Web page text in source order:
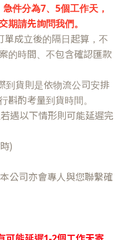
件分為7、5個工作天，
期請先詢問我們。
單成立後的隔日起算，不
的時間、不包含確認匯款
到貨則是依物流公司安排
斟酌考量到貨時間。
遇以下情形則可能延遲完
)
公司亦會專人與您聯繫確